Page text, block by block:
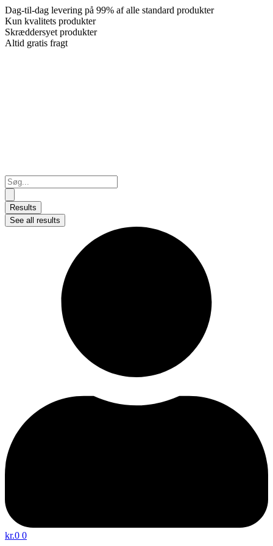
Dag-til-dag levering på 99% af alle standard produkter
Kun kvalitets produkter
Skræddersyet produkter
Altid gratis fragt
Search
...
Results
See all results
kr.0 0